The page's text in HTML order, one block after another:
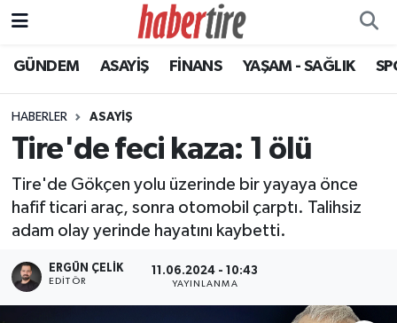
GÜNDEM ASAYİŞ FİNANS YAŞAM - SAĞLIK
HABERLER ASAYİŞ
Tire'de feci kaza: 1 ölü
Tire'de Gökçen yolu üzerinde bir yayaya önce
hafif ticari araç, sonra otomobil çarptı. Talihsiz
adam olay yerinde hayatını kaybetti.
ERGÜN ÇELIK
EDITÖR
11.06.2024 - 10:43
YAYINLANMA
Tire Nöbetçi Eczaneler
Tire Hava Durumu
Tire Trafik Yoğunluk Haritası
Süper Lig Puan Durumu ve Fikstür